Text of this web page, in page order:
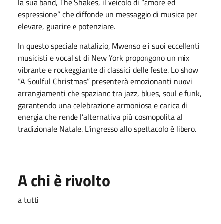
espressione” che diffonde un messaggio di musica per
elevare, guarire e potenziare.
In questo speciale natalizio, Mwenso e i suoi eccellenti
musicisti e vocalist di New York propongono un mix
vibrante e rockeggiante di classici delle feste. Lo show
“A Soulful Christmas” presenterà emozionanti nuovi
arrangiamenti che spaziano tra jazz, blues, soul e funk,
garantendo una celebrazione armoniosa e carica di
energia che rende l’alternativa più cosmopolita al
tradizionale Natale. L'ingresso allo spettacolo è libero.
A chi è rivolto
a tutti